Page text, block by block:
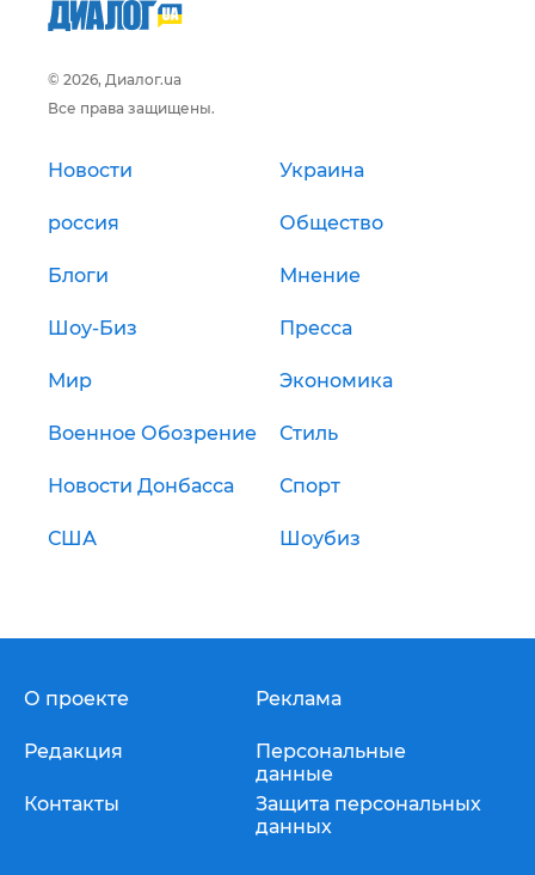
© 2026, Диалог.ua
Все права защищены.
Новости Украина
россия Общество
Блоги Мнение
Шоу-Биз Пресса
Мир Экономика
Военное Обозрение Стиль
Новости Донбасса Спорт
США Шоубиз
О проекте
Редакция
Контакты
Реклама
Персональные
данные
Защита персональных
данных